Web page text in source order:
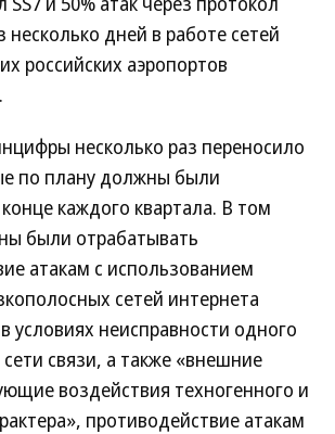
несколько дней в работе сетей
российских аэропортов
несколько раз переносило
по плану должны были
каждого квартала. В том
были отрабатывать
атакам с использованием
сетей интернета
условиях неисправности одного
связи, а также «внешние
воздействия техногенного и
противодействие атакам